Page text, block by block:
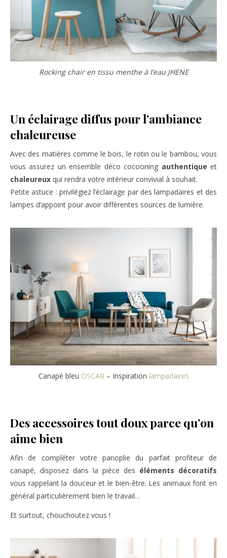
Rocking chair en tissu menthe à l’eau JHENE
Un éclairage diffus pour l’ambiance
chaleureuse
Avec des matières comme le bois, le rotin ou le bambou, vous
vous assurez un ensemble déco cocooning authentique et
chaleureux qui rendra votre intérieur convivial à souhait.
Petite astuce : privilégiez l’éclairage par des lampadaires et des
lampes d’appoint pour avoir différentes sources de lumière.
Canapé bleu OSCAR – Inspiration lampadaires
Des accessoires tout doux parce qu’on
aime bien
Afin de compléter votre panoplie du parfait profiteur de
canapé, disposez dans la pièce des éléments décoratifs
vous rappelant la douceur et le bien-être. Les animaux font en
général particulièrement bien le travail…
Et surtout, chouchoutez vous !